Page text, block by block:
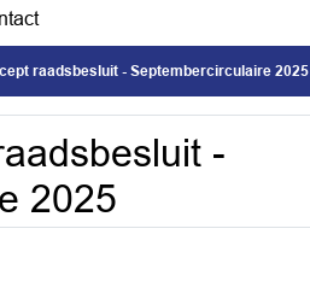
raadsbesluit - Septembercirculaire 2025
-
2025